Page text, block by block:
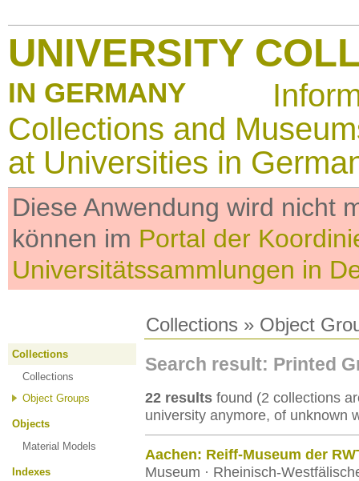
UNIVERSITY
IN GERMANY
Collections and
at Universities in
Diese Anwendung wird nicht
können im Portal der
Universitätssammlungen in
Collections » Object
Collections
Collections
Object Groups
Objects
Material Models
Indexes
Search result: Printed
22 results found (2 collections
university anymore, of unknown
Aachen: Reiff-Museum der
Museum · Rheinisch-